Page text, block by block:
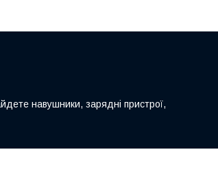
навушники, зарядні пристрої,